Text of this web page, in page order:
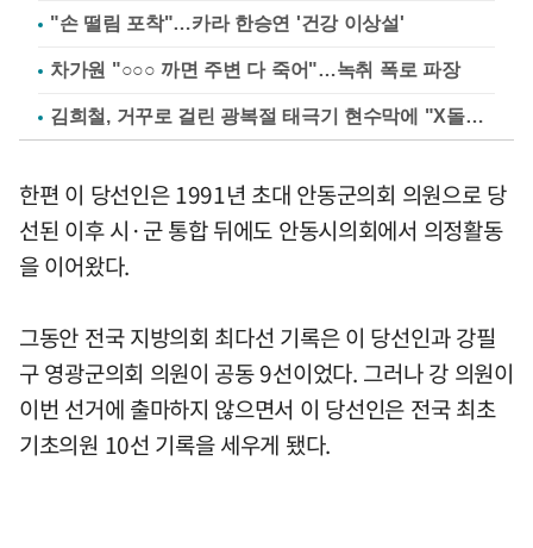
"손 떨림 포착"…카라 한승연 '건강 이상설'
차가원 "○○○ 까면 주변 다 죽어"…녹취 폭로 파장
김희철, 거꾸로 걸린 광복절 태극기 현수막에 "X돌았네"
한편 이 당선인은 1991년 초대 안동군의회 의원으로 당
선된 이후 시·군 통합 뒤에도 안동시의회에서 의정활동
을 이어왔다.
그동안 전국 지방의회 최다선 기록은 이 당선인과 강필
구 영광군의회 의원이 공동 9선이었다. 그러나 강 의원이
이번 선거에 출마하지 않으면서 이 당선인은 전국 최초
기초의원 10선 기록을 세우게 됐다.